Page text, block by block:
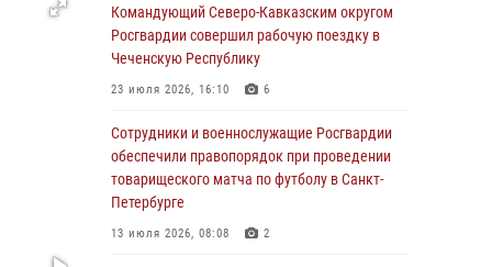
подняться на крышу Смольного собора в
Санкт-Петербурге (видео)
07 августа 2026, 11:34
основам взрывобезопасности
07 августа 2026, 11:33
Рэпер ST посетил раненых росгвардейцев в
Главном военном клиническом госпитале
Командующий Северо-Кавказским округом
Росгвардии совершил рабочую поездку в
Чеченскую Республику
23 июля 2026, 16:10 6
Сотрудники и военнослужащие Росгвардии
обеспечили правопорядок при проведении
товарищеского матча по футболу в Санкт-
Петербурге
13 июля 2026, 08:08 2